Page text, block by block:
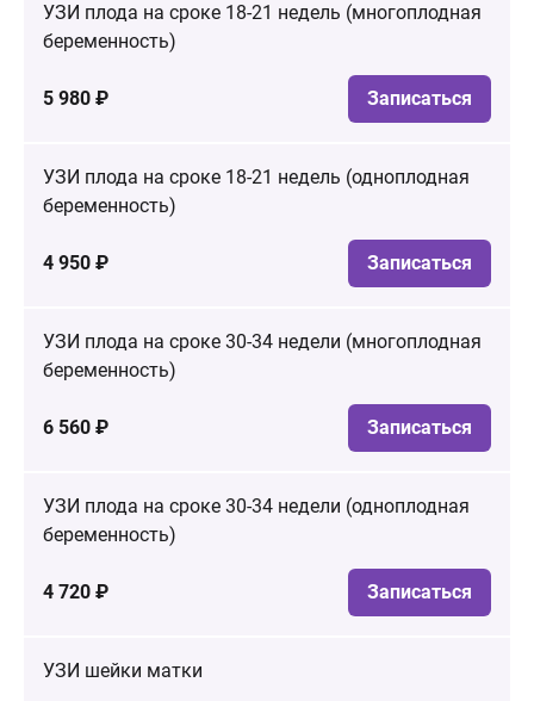
УЗИ плода на сроке 18-21 недель (многоплодная
беременность)
5 980 ₽ Записаться
УЗИ плода на сроке 18-21 недель (одноплодная
беременность)
4 950 ₽ Записаться
УЗИ плода на сроке 30-34 недели (многоплодная
беременность)
6 560 ₽ Записаться
УЗИ плода на сроке 30-34 недели (одноплодная
беременность)
4 720 ₽ Записаться
УЗИ шейки матки